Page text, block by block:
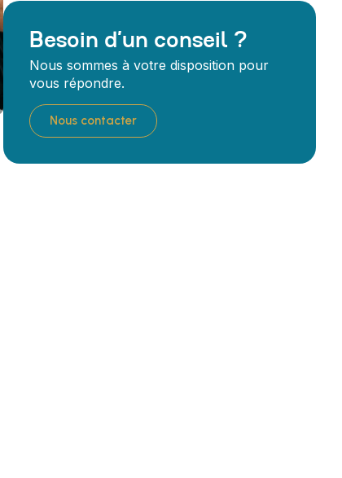
Besoin d’un conseil ?
Nous sommes à votre disposition pour
vous répondre.
Nous contacter